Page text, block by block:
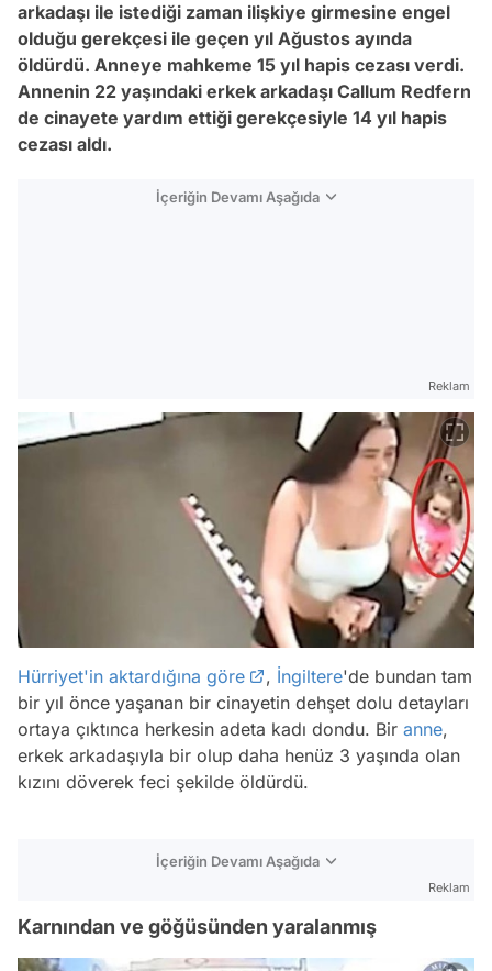
arkadaşı ile istediği zaman ilişkiye girmesine engel
olduğu gerekçesi ile geçen yıl Ağustos ayında
öldürdü. Anneye mahkeme 15 yıl hapis cezası verdi.
Annenin 22 yaşındaki erkek arkadaşı Callum Redfern
de cinayete yardım ettiği gerekçesiyle 14 yıl hapis
cezası aldı.
İçeriğin Devamı Aşağıda
Reklam
Hürriyet'in aktardığına göre , İngiltere'de bundan tam
bir yıl önce yaşanan bir cinayetin dehşet dolu detayları
ortaya çıktınca herkesin adeta kadı dondu. Bir anne,
erkek arkadaşıyla bir olup daha henüz 3 yaşında olan
kızını döverek feci şekilde öldürdü.
İçeriğin Devamı Aşağıda
Reklam
Karnından ve göğüsünden yaralanmış